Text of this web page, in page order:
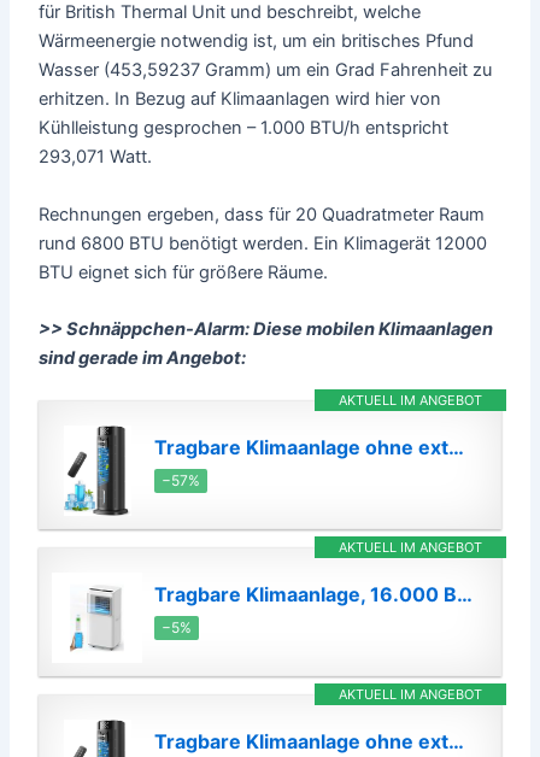
für British Thermal Unit und beschreibt, welche
Wärmeenergie notwendig ist, um ein britisches Pfund
Wasser (453,59237 Gramm) um ein Grad Fahrenheit zu
erhitzen. In Bezug auf Klimaanlagen wird hier von
Kühlleistung gesprochen – 1.000 BTU/h entspricht
293,071 Watt.
Rechnungen ergeben, dass für 20 Quadratmeter Raum
rund 6800 BTU benötigt werden. Ein Klimagerät 12000
BTU eignet sich für größere Räume.
>> Schnäppchen-Alarm: Diese mobilen Klimaanlagen
sind gerade im Angebot:
AKTUELL IM ANGEBOT
Tragbare Klimaanlage ohne externe Belüftung, mattschwarz
−57%
AKTUELL IM ANGEBOT
Tragbare Klimaanlage, 16.000 BTU für große Räume bis zu 750 m², 5-in-1 Smart AC-Gerät mit WiFi/Fernbedienung, schnelle Kühlung, Luftentfeuchter…
−5%
AKTUELL IM ANGEBOT
Tragbare Klimaanlage ohne externe Belüftung, mattschwarz